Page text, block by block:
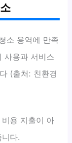
소 용역에 만족
사용과 서비스
(출처: 친환경
용 지출이 아
다.